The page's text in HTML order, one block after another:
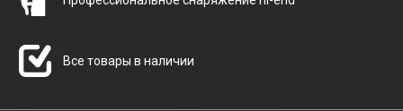
Все товары в наличии